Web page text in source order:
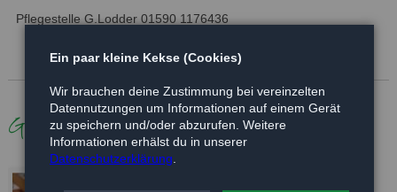
Pflegestelle G.Lodder 01590 1176436
Galerie
Ein paar kleine Kekse (Cookies)
Wir brauchen deine Zustimmung bei vereinzelten
Datennutzungen um Informationen auf einem Gerät
zu speichern und/oder abzurufen. Weitere
Informationen erhälst du in unserer
Datenschutzerklärung